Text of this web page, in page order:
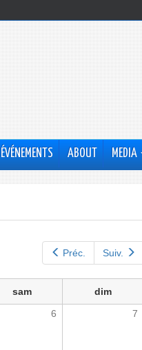
ÉVÉNEMENTS ABOUT MEDIA
Préc. Suiv.
sam
dim
6 7